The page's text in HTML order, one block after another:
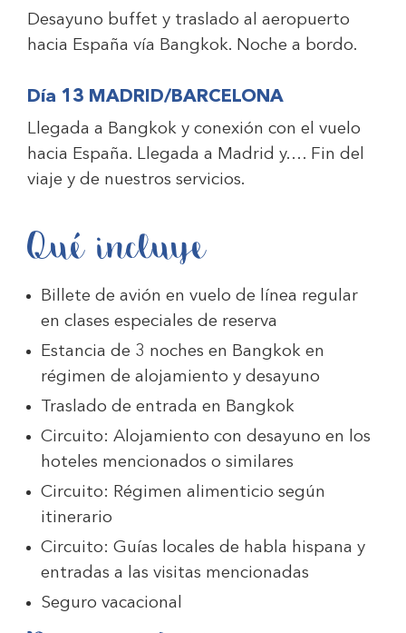
Desayuno buffet y traslado al aeropuerto
hacia España vía Bangkok. Noche a bordo.
Día 13 MADRID/BARCELONA
Llegada a Bangkok y conexión con el vuelo
hacia España. Llegada a Madrid y.… Fin del
viaje y de nuestros servicios.
Qué incluye
Billete de avión en vuelo de línea regular
en clases especiales de reserva
Estancia de 3 noches en Bangkok en
régimen de alojamiento y desayuno
Traslado de entrada en Bangkok
Circuito: Alojamiento con desayuno en los
hoteles mencionados o similares
Circuito: Régimen alimenticio según
itinerario
Circuito: Guías locales de habla hispana y
entradas a las visitas mencionadas
Seguro vacacional